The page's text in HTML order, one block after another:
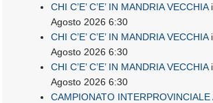
CHI C’E’ C’E’ IN MANDRIA VECCHIA
Agosto 2026 6:30
CHI C’E’ C’E’ IN MANDRIA VECCHIA
Agosto 2026 6:30
CHI C’E’ C’E’ IN MANDRIA VECCHIA
Agosto 2026 6:30
CAMPIONATO INTERPROVINCIALE